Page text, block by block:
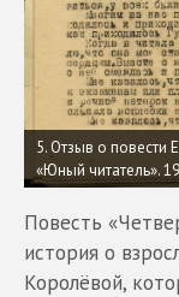
5. Отзыв о повести
«Юный читатель».
Повесть
история о
Королёвой,